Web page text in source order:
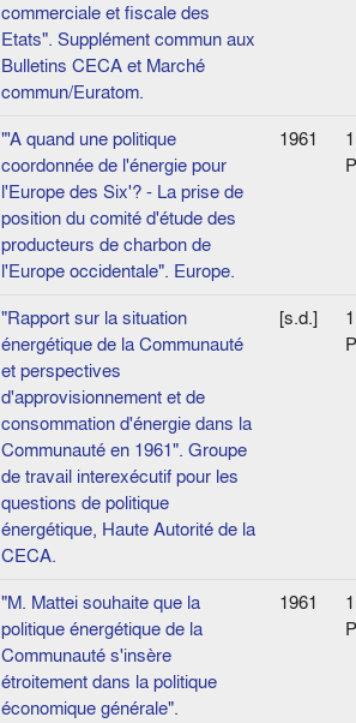
commerciale et fiscale des
Etats". Supplément commun aux
Bulletins CECA et Marché
commun/Euratom.
"'A quand une politique
coordonnée de l'énergie pour
l'Europe des Six'? - La prise de
position du comité d'étude des
producteurs de charbon de
l'Europe occidentale". Europe.
1961
1
"Rapport sur la situation
énergétique de la Communauté
et perspectives
d'approvisionnement et de
consommation d'énergie dans la
Communauté en 1961". Groupe
de travail interexécutif pour les
questions de politique
énergétique, Haute Autorité de la
CECA.
[s.d.]
1
"M. Mattei souhaite que la
politique énergétique de la
Communauté s'insère
étroitement dans la politique
économique générale".
1961
1